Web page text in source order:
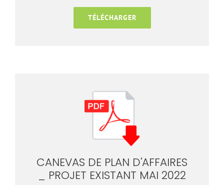
TÉLÉCHARGER
CANEVAS DE PLAN D'AFFAIRES
_ PROJET EXISTANT MAI 2022